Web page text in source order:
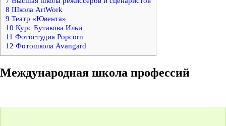
8 Школа ArtWork
9 Театр «Ювента»
10 Курс Бутакова Ильи
11 Фотостудия Popcorn
12 Фотошкола Avangard
Международная школа профессий